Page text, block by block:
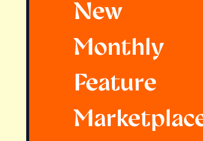
New
Monthly
Feature